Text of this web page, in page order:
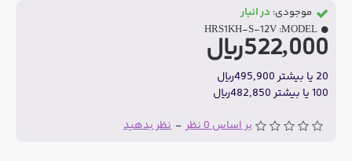
بر اساس 0 نظر - نظر بدهید
522,000ریال
20 یا بیشتر 495,900ریال
100 یا بیشتر 482,850ریال
موجودی: در انبار
MODEL:
HRS1KH-S-12V